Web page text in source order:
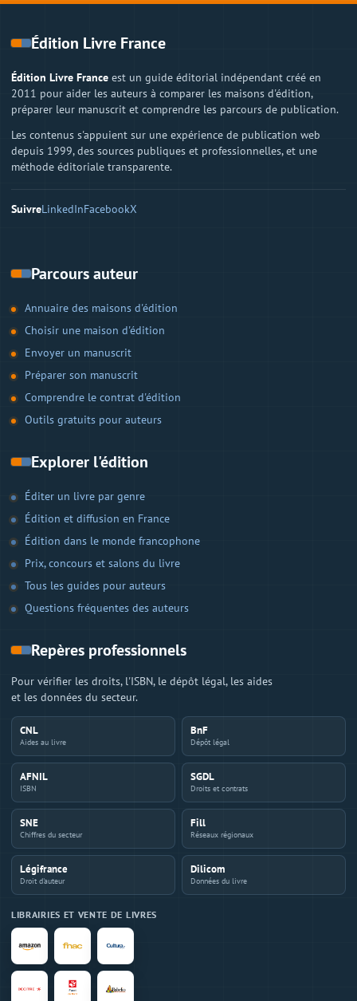
Édition Livre France
Édition Livre France est un guide éditorial indépendant créé en
2011 pour aider les auteurs à comparer les maisons d'édition,
préparer leur manuscrit et comprendre les parcours de publication.
Les contenus s'appuient sur une expérience de publication web
depuis 1999, des sources publiques et professionnelles, et une
méthode éditoriale transparente.
SuivreLinkedInFacebookX
Parcours auteur
Annuaire des maisons d'édition
Choisir une maison d'édition
Envoyer un manuscrit
Préparer son manuscrit
Comprendre le contrat d'édition
Outils gratuits pour auteurs
Explorer l'édition
Éditer un livre par genre
Édition et diffusion en France
Édition dans le monde francophone
Prix, concours et salons du livre
Tous les guides pour auteurs
Questions fréquentes des auteurs
Repères professionnels
Pour vérifier les droits, l'ISBN, le dépôt légal, les aides
et les données du secteur.
CNL
Aides au livre
BnF
Dépôt légal
AFNIL
ISBN
SGDL
Droits et contrats
SNE
Chiffres du secteur
Fill
Réseaux régionaux
Légifrance
Droit d'auteur
Dilicom
Données du livre
LIBRAIRIES ET VENTE DE LIVRES